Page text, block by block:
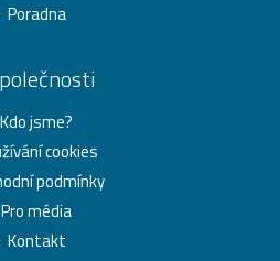
Poradna
Kdo jsme?
cookies
podmínky
Pro média
Kontakt